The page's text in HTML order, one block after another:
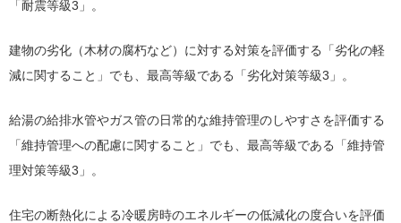
「耐震等級3」。
建物の劣化（木材の腐朽など）に対する対策を評価する「劣化の軽
減に関すること」でも、最高等級である「劣化対策等級3」。
給湯の給排水管やガス管の日常的な維持管理のしやすさを評価する
「維持管理への配慮に関すること」でも、最高等級である「維持管
理対策等級3」。
住宅の断熱化による冷暖房時のエネルギーの低減化の度合いを評価